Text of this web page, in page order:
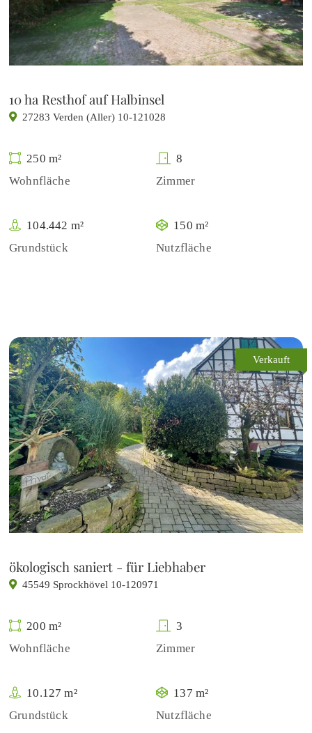
10 ha Resthof auf Halbinsel
27283 Verden (Aller) 10-121028
250 m²
Wohnfläche
8
Zimmer
104.442 m²
Grundstück
150 m²
Nutzfläche
Verkauft
ökologisch saniert - für Liebhaber
45549 Sprockhövel 10-120971
200 m²
Wohnfläche
3
Zimmer
10.127 m²
Grundstück
137 m²
Nutzfläche